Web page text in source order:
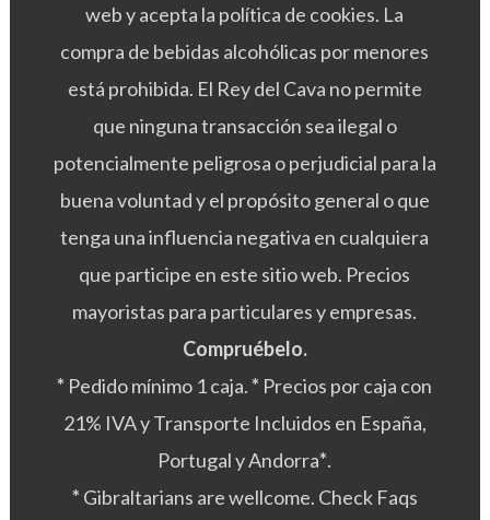
web y acepta la política de cookies. La
compra de bebidas alcohólicas por menores
está prohibida. El Rey del Cava no permite
que ninguna transacción sea ilegal o
potencialmente peligrosa o perjudicial para la
buena voluntad y el propósito general o que
tenga una influencia negativa en cualquiera
que participe en este sitio web. Precios
mayoristas para particulares y empresas.
Compruébelo.
* Pedido mínimo 1 caja.* Precios por caja con
21% IVA y Transporte Incluidos en España,
Portugal y Andorra*.
* Gibraltarians are wellcome. Check Faqs